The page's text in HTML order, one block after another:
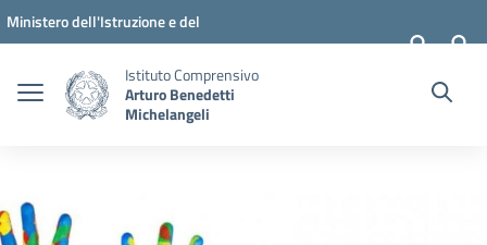
Vai ai contenuti
Vai al menu di navigazione
Vai al footer
Ministero dell'Istruzione e del
Istituto Comprensivo
Arturo Benedetti
Michelangeli